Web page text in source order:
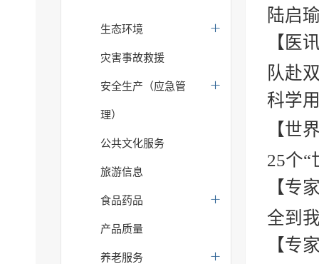
生态环境
灾害事故救援
安全生产（应急管
理）
公共文化服务
旅游信息
食品药品
产品质量
养老服务
陆启
【医
队赴
科学
【世
25个“
【专
全到
【专